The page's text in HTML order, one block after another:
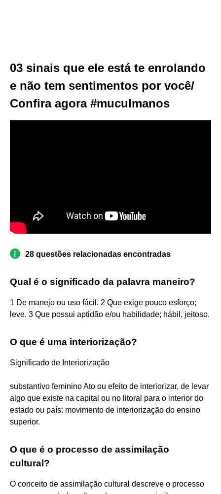
03 sinais que ele está te enrolando
e não tem sentimentos por você/
Confira agora #muculmanos
28 questões relacionadas encontradas
Qual é o significado da palavra maneiro?
1 De manejo ou uso fácil. 2 Que exige pouco esforço;
leve. 3 Que possui aptidão e/ou habilidade; hábil, jeitoso.
O que é uma interiorização?
Significado de Interiorização
substantivo feminino Ato ou efeito de interiorizar, de levar
algo que existe na capital ou no litoral para o interior do
estado ou país: movimento de interiorização do ensino
superior.
O que é o processo de assimilação
cultural?
O conceito de assimilação cultural descreve o processo